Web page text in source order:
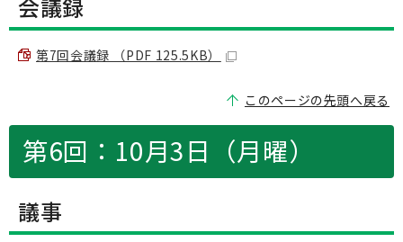
会議録
第7回会議録 （PDF 125.5KB）
このページの先頭へ戻る
第6回：10月3日（月曜）
議事